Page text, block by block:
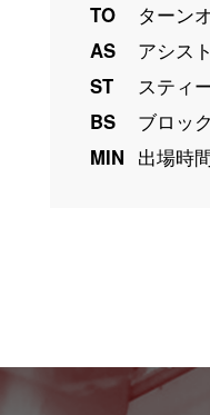
TO
ターン
AS
アシスト
ST
スティ
BS
ブロッ
MIN 出場時